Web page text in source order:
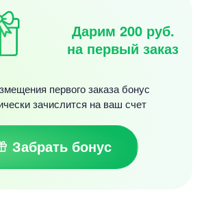
Дарим 200 руб.
на первый заказ
первого заказа бонус
зачислится на ваш счет
Забрать бонус